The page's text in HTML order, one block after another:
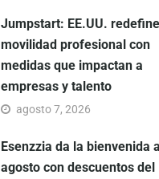
Jumpstart: EE.UU.
movilidad profesional con
medidas que impactan a
empresas y talento
agosto 7, 2026
Esenzzia da la bienvenida a
agosto con descuentos del